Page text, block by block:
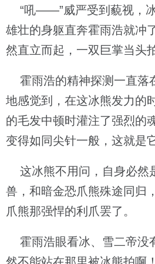
“吼——”威严受到藐视，冰
雄壮的身躯直奔霍雨浩就冲
然直立而起，一双巨掌当头
霍雨浩的精神探测一直落
地感觉到，在这冰熊发力的
的毛发中顿时灌注了强烈的
变得如同尖针一般，这就是
这冰熊不用问，自身必然
兽，和暗金恐爪熊殊途同归
爪熊那强悍的利爪罢了。
霍雨浩眼看冰、雪二帝没